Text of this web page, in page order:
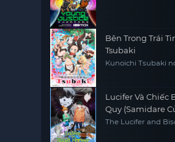
Bên Trong Trái
Tsubaki
Kunoichi Tsubaki
Lucifer Và Chiếc
Quy (Samidare
Tinh Cầu)
The Lucifer and